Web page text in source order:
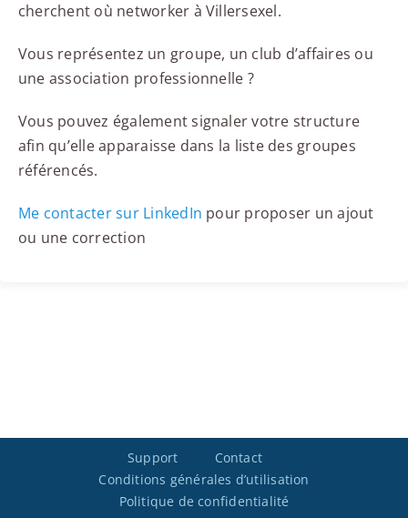
cherchent où networker à Villersexel.
Vous représentez un groupe, un club d’affaires ou
une association professionnelle ?
Vous pouvez également signaler votre structure
afin qu’elle apparaisse dans la liste des groupes
référencés.
Me contacter sur LinkedIn pour proposer un ajout
ou une correction
Support
Contact
Conditions générales d’utilisation
Politique de confidentialité